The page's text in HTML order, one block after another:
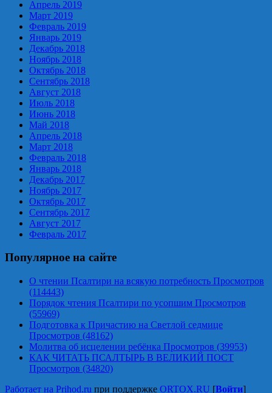
Апрель 2019
Март 2019
Февраль 2019
Январь 2019
Декабрь 2018
Ноябрь 2018
Октябрь 2018
Сентябрь 2018
Август 2018
Июль 2018
Июнь 2018
Май 2018
Апрель 2018
Март 2018
Февраль 2018
Январь 2018
Декабрь 2017
Ноябрь 2017
Октябрь 2017
Сентябрь 2017
Август 2017
Февраль 2017
Популярное на сайте
О чтении Псалтири на всякую потребность Просмотров
(114443)
Порядок чтения Псалтири по усопшим Просмотров
(55969)
Подготовка к Причастию на Светлой седмице
Просмотров (48162)
Молитва об исцелении ребёнка Просмотров (39953)
КАК ЧИТАТЬ ПСАЛТЫРЬ В ВЕЛИКИЙ ПОСТ
Просмотров (34820)
Работает на Prihod.ru при поддержке ORTOX.RU [Войти]